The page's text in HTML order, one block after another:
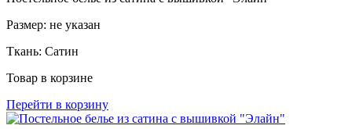
Размер: не указан
Ткань: Сатин
Товар в корзине
Перейти в корзину